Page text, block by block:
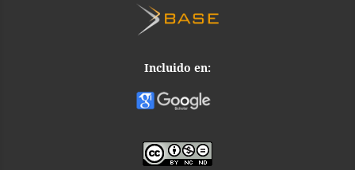
Incluido en: